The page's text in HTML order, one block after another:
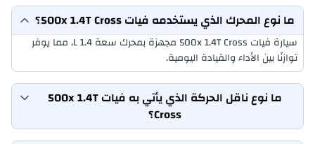
ما نوع المحرك الذي يستخدمه فيات 500x 1.4T Cross؟
سيارة فيات 500x 1.4T Cross مجهزة بمحرك سعة 1.4 L، مما يوفر
توازنًا بين الأداء والقيادة اليومية.
ما نوع ناقل الحركة الذي يأتي به فيات 500x 1.4T
Cross؟